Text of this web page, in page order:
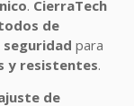
. CierraTech
de
para
y resistentes.
de